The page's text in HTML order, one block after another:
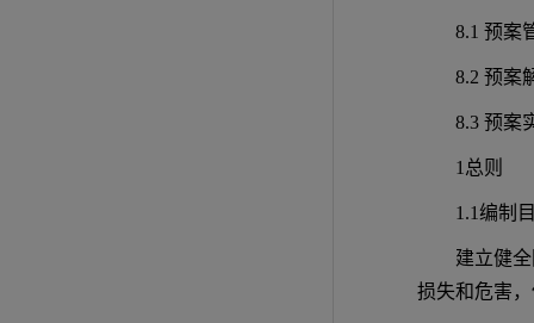
8.1 预案
8.2 预案
8.3 预案
1总则
1.1编制
建立健
损失和危害